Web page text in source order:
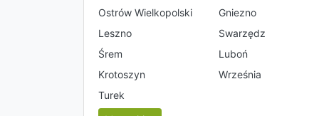
Ostrów Wielkopolski
Gniezno
Leszno
Swarzędz
Śrem
Luboń
Krotoszyn
Września
Turek